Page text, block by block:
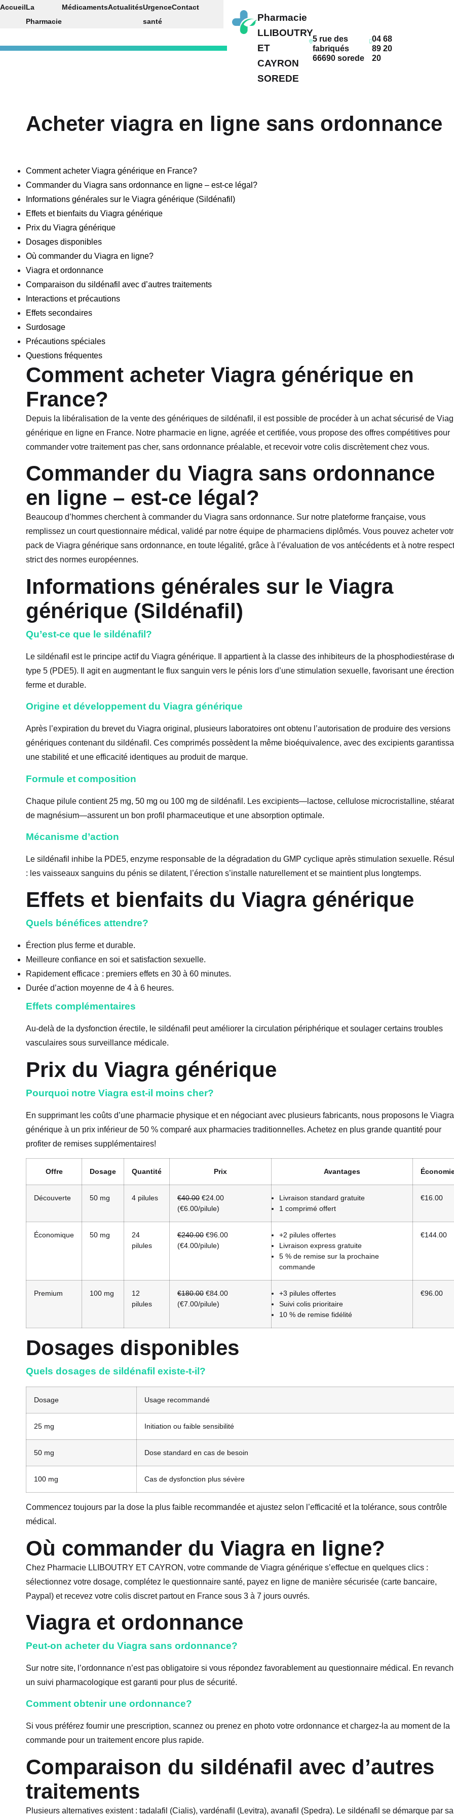
Pharmacie
LLIBOUTRY
ET
CAYRON
SOREDE
5 rue des
fabriqués
66690 sorede
04 68
89 20
20
AccueilLa
Pharmacie
MédicamentsActualitésUrgence
santé
Contact
Acheter viagra en ligne sans ordonnance
Comment acheter Viagra générique en France?
Commander du Viagra sans ordonnance en ligne – est-ce légal?
Informations générales sur le Viagra générique (Sildénafil)
Effets et bienfaits du Viagra générique
Prix du Viagra générique
Dosages disponibles
Où commander du Viagra en ligne?
Viagra et ordonnance
Comparaison du sildénafil avec d’autres traitements
Interactions et précautions
Effets secondaires
Surdosage
Précautions spéciales
Questions fréquentes
Comment acheter Viagra générique en
France?
Depuis la libéralisation de la vente des génériques de sildénafil, il est possible de procéder à un achat sécurisé de
générique en ligne en France. Notre pharmacie en ligne, agréée et certifiée, vous propose des offres compétitives pour
commander votre traitement pas cher, sans ordonnance préalable, et recevoir votre colis discrètement chez vous.
Commander du Viagra sans ordonnance
en ligne – est-ce légal?
Beaucoup d’hommes cherchent à commander du Viagra sans ordonnance. Sur notre plateforme française, vous
remplissez un court questionnaire médical, validé par notre équipe de pharmaciens diplômés. Vous pouvez acheter
pack de Viagra générique sans ordonnance, en toute légalité, grâce à l’évaluation de vos antécédents et à notre respect
strict des normes européennes.
Informations générales sur le Viagra
générique (Sildénafil)
Qu’est-ce que le sildénafil?
Le sildénafil est le principe actif du Viagra générique. Il appartient à la classe des inhibiteurs de la phosphodiestérase
type 5 (PDE5). Il agit en augmentant le flux sanguin vers le pénis lors d’une stimulation sexuelle, favorisant une érection
ferme et durable.
Origine et développement du Viagra générique
Après l’expiration du brevet du Viagra original, plusieurs laboratoires ont obtenu l’autorisation de produire des versions
génériques contenant du sildénafil. Ces comprimés possèdent la même bioéquivalence, avec des excipients
une stabilité et une efficacité identiques au produit de marque.
Formule et composition
Chaque pilule contient 25 mg, 50 mg ou 100 mg de sildénafil. Les excipients—lactose, cellulose microcristalline,
de magnésium—assurent un bon profil pharmaceutique et une absorption optimale.
Mécanisme d’action
Le sildénafil inhibe la PDE5, enzyme responsable de la dégradation du GMP cyclique après stimulation sexuelle.
: les vaisseaux sanguins du pénis se dilatent, l’érection s’installe naturellement et se maintient plus longtemps.
Effets et bienfaits du Viagra générique
Quels bénéfices attendre?
Érection plus ferme et durable.
Meilleure confiance en soi et satisfaction sexuelle.
Rapidement efficace : premiers effets en 30 à 60 minutes.
Durée d’action moyenne de 4 à 6 heures.
Effets complémentaires
Au-delà de la dysfonction érectile, le sildénafil peut améliorer la circulation périphérique et soulager certains troubles
vasculaires sous surveillance médicale.
Prix du Viagra générique
Pourquoi notre Viagra est-il moins cher?
En supprimant les coûts d’une pharmacie physique et en négociant avec plusieurs fabricants, nous proposons le Viagra
générique à un prix inférieur de 50 % comparé aux pharmacies traditionnelles. Achetez en plus grande quantité pour
profiter de remises supplémentaires!
Offre Dosage Quantité Prix Avantages
Découverte 50 mg 4 pilules €40.00 €24.00
(€6.00/pilule)
Livraison standard gratuite
1 comprimé offert
€16.00
Économique 50 mg
24
pilules
€240.00 €96.00
(€4.00/pilule)
+2 pilules offertes
Livraison express gratuite
5 % de remise sur la prochaine
commande
€144.00
Premium 100 mg
12
pilules
€180.00 €84.00
(€7.00/pilule)
+3 pilules offertes
Suivi colis prioritaire
10 % de remise fidélité
€96.00
Dosages disponibles
Quels dosages de sildénafil existe-t-il?
Dosage Usage recommandé
25 mg Initiation ou faible sensibilité
50 mg Dose standard en cas de besoin
100 mg Cas de dysfonction plus sévère
Commencez toujours par la dose la plus faible recommandée et ajustez selon l’efficacité et la tolérance, sous contrôle
médical.
Où commander du Viagra en ligne?
Chez Pharmacie LLIBOUTRY ET CAYRON, votre commande de Viagra générique s’effectue en quelques clics :
sélectionnez votre dosage, complétez le questionnaire santé, payez en ligne de manière sécurisée (carte bancaire,
Paypal) et recevez votre colis discret partout en France sous 3 à 7 jours ouvrés.
Viagra et ordonnance
Peut-on acheter du Viagra sans ordonnance?
Sur notre site, l’ordonnance n’est pas obligatoire si vous répondez favorablement au questionnaire médical. En
un suivi pharmacologique est garanti pour plus de sécurité.
Comment obtenir une ordonnance?
Si vous préférez fournir une prescription, scannez ou prenez en photo votre ordonnance et chargez-la au moment de la
commande pour un traitement encore plus rapide.
Comparaison du sildénafil avec d’autres
traitements
Plusieurs alternatives existent : tadalafil (Cialis), vardénafil (Levitra), avanafil (Spedra). Le sildénafil se démarque par sa